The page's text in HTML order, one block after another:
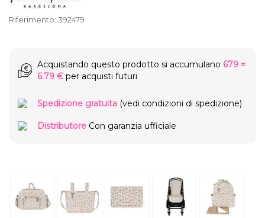
Riferimento: 392479
Acquistando questo prodotto si accumulano 679 =
6.79 € per acquisti futuri
Spedizione gratuita (vedi condizioni di spedizione)
Distributore Con garanzia ufficiale